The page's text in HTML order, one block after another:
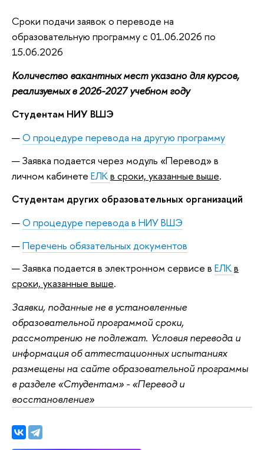
Сроки подачи заявок о переводе на
образовательную программу с 01.06.2026 по
15.06.2026
Количество вакантных мест указано для курсов,
реализуемых в 2026-2027 учебном году
Студентам НИУ ВШЭ
О процедуре перевода на другую программу
Заявка подается через модуль «Перевод» в
личном кабинете ЕЛКв сроки, указанные выше.
Студентам других образовательных организаций
О процедуре перевода в НИУ ВШЭ
Перечень обязательных документов
Заявка подается в электронном сервисе в ЕЛКв
сроки, указанные выше.
Заявки, поданные не в установленные
образовательной программой сроки,
рассмотрению не подлежат. Условия перевода и
информация об аттестационных испытаниях
размещены на сайте образовательной программы
в разделе «Студентам» - «Перевод и
восстановление»